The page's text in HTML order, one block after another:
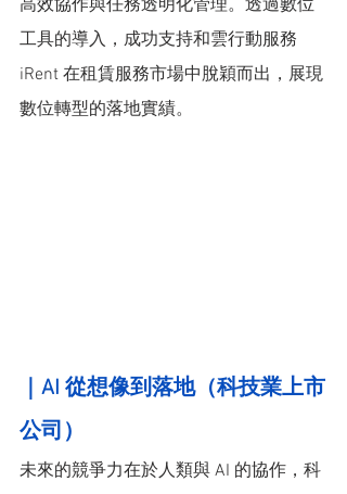
高效協作與任務透明化管理。透過數位
工具的導入，成功支持和雲行動服務
iRent 在租賃服務市場中脫穎而出，展現
數位轉型的落地實績。
｜AI 從想像到落地（科技業上市
公司）
未來的競爭力在於人類與 AI 的協作，科